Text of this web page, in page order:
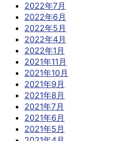
2022年7月
2022年6月
2022年5月
2022年4月
2022年1月
2021年11月
2021年10月
2021年9月
2021年8月
2021年7月
2021年6月
2021年5月